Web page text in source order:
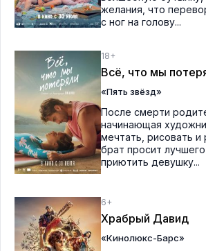
желания, что
с ног на голову...
18+
Всё, что мы
«Пять звёзд»
После смерти
начинающая
мечтать, рисовать и
брат просит
приютить девушку...
6+
Храбрый Давид
«Кинолюкс-Барс»